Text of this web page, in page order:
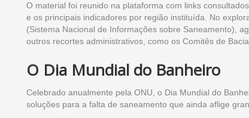
O material foi reunido na plataforma com links
e os principais indicadores por região instituída. No
(Sistema Nacional de Informações sobre Saneamento),
outros recortes administrativos, como os Comitês de
O Dia Mundial do Banheiro
Celebrado anualmente pela ONU, o Dia Mundial do
soluções para a falta de saneamento que ainda aflige